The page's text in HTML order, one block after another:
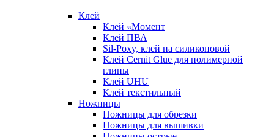
Клей
Клей «Момент
Клей ПВА
Sil-Poxy, клей на силиконовой
Клей Cernit Glue для полимерной
глины
Клей UHU
Клей текстильный
Ножницы
Ножницы для обрезки
Ножницы для вышивки